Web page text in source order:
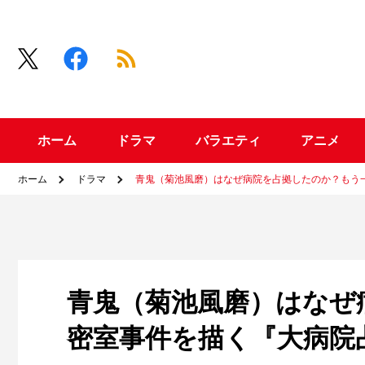
ホーム ドラマ バラエティ アニメ
ホーム ドラマ 青鬼（菊池風磨）はなぜ病院を占拠したのか？も
青鬼（菊池風磨）はな
密室事件を描く『大病